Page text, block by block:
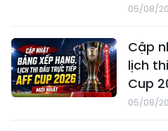
05/08/
Cập
lịch
Cup
05/08/